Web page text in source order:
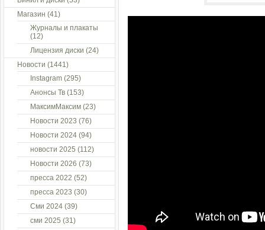
Магазин (41)
Журналы и плакаты
(12)
Лицензия диски (24)
Новости (1441)
Instagram (295)
Анонсы Тв (153)
МаксимМаксим (23)
Новости 2023 (76)
Новости 2024 (94)
новости 2025 (112)
Новости 2026 (73)
пресса 2022 (52)
пресса 2023 (30)
Сми 2024 (39)
сми 2025 (31)